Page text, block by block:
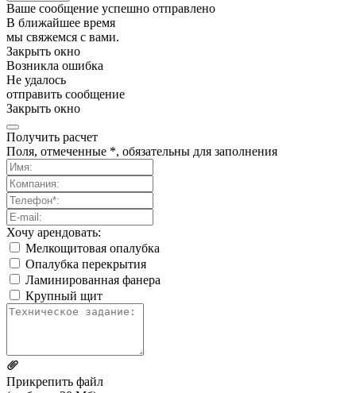
Ваше сообщение успешно отправлено
В ближайшее время
мы свяжемся с вами.
Закрыть окно
Возникла ошибка
Не удалось
отправить сообщение
Закрыть окно
Получить расчет
Поля, отмеченные *, обязательны для заполнения
Хочу арендовать:
Мелкощитовая опалубка
Опалубка перекрытия
Ламинированная фанера
Крупный щит
Прикрепить файл